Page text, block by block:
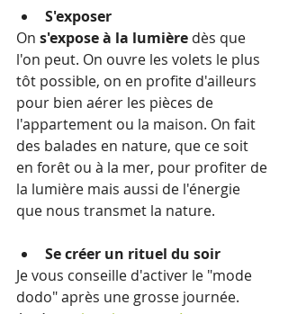
S'exposer
On s'expose à la lumière dès que
l'on peut. On ouvre les volets le plus
tôt possible, on en profite d'ailleurs
pour bien aérer les pièces de
l'appartement ou la maison. On fait
des balades en nature, que ce soit
en forêt ou à la mer, pour profiter de
la lumière mais aussi de l'énergie
que nous transmet la nature.
Se créer un rituel du soir
Je vous conseille d'activer le "mode
dodo" après une grosse journée.